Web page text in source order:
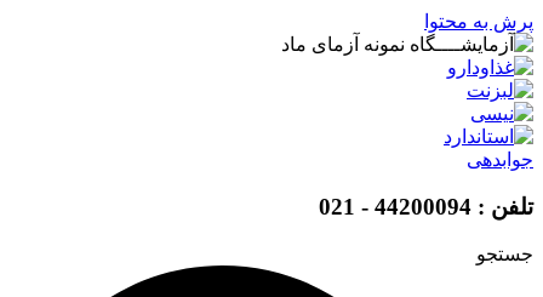
پرش به محتوا
جوابدهی
تلفن : 44200094 - 021
جستجو